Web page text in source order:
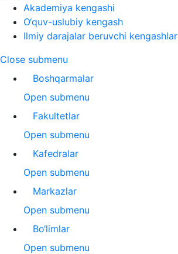
Akademiya kengashi
O‘quv-uslubiy kengash
Ilmiy darajalar beruvchi kengashlar
Close submenu
Boshqarmalar
Open submenu
Fakultetlar
Open submenu
Kafedralar
Open submenu
Markazlar
Open submenu
Bo‘limlar
Open submenu